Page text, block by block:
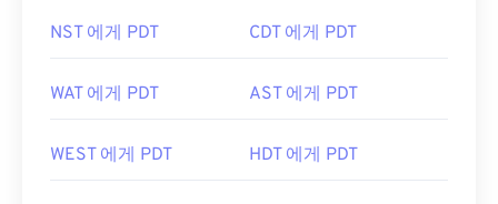
NST 에게 PDT CDT 에게 PDT
WAT 에게 PDT AST 에게 PDT
WEST 에게 PDT HDT 에게 PDT